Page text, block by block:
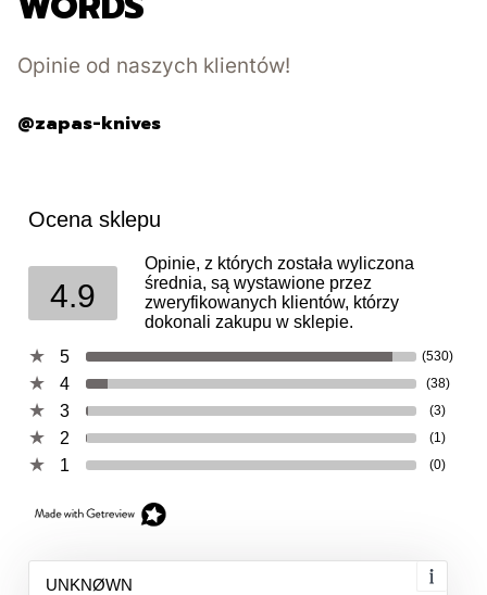
Opinie od naszych klientów!
@zapas-knives
Ocena sklepu
4.9
Opinie, z których została wyliczona
średnia, są wystawione przez
zweryfikowanych klientów, którzy
dokonali zakupu w sklepie.
5
(530)
4 (38)
3 (3)
2 (1)
1 (0)
UNKNØWN